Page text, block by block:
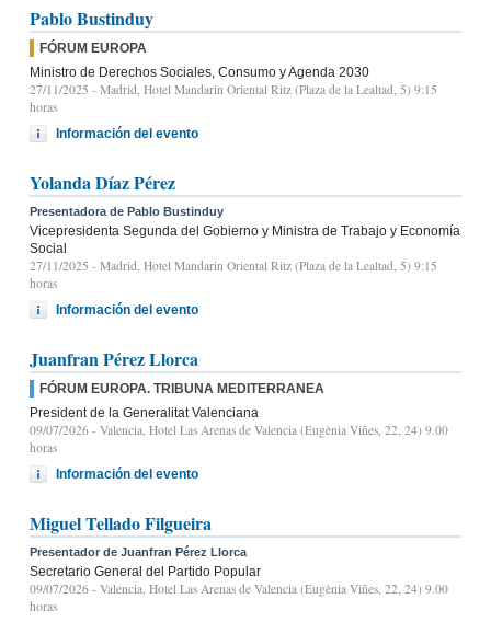
Pablo Bustinduy
FÓRUM EUROPA
Ministro de Derechos Sociales, Consumo y Agenda 2030
27/11/2025 - Madrid, Hotel Mandarin Oriental Ritz (Plaza de la Lealtad, 5) 9:15
horas
Información del evento
Yolanda Díaz Pérez
Presentadora de Pablo Bustinduy
Vicepresidenta Segunda del Gobierno y Ministra de Trabajo y Economía
Social
27/11/2025 - Madrid, Hotel Mandarin Oriental Ritz (Plaza de la Lealtad, 5) 9:15
horas
Información del evento
Juanfran Pérez Llorca
FÓRUM EUROPA. TRIBUNA MEDITERRANEA
President de la Generalitat Valenciana
09/07/2026 - Valencia, Hotel Las Arenas de Valencia (Eugènia Viñes, 22, 24) 9.00
horas
Información del evento
Miguel Tellado Filgueira
Presentador de Juanfran Pérez Llorca
Secretario General del Partido Popular
09/07/2026 - Valencia, Hotel Las Arenas de Valencia (Eugènia Viñes, 22, 24) 9.00
horas